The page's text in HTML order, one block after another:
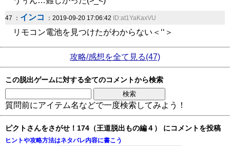
47 ： インコ ：2019-09-20 17:06:42 ID:at1YaKaxVU
リモコン電池を見つけたがわからない＜‘‘＞
攻略/感想を全て見る(47)
この脱出ゲームに対する全てのコメントから検索
質問前にアイテム名などで一度検索してみよう！
ピクトさんをさがせ！174（王道脱出もの編４） にコメントを投稿
ヒントや攻略方法はネタバレ内容に書こう